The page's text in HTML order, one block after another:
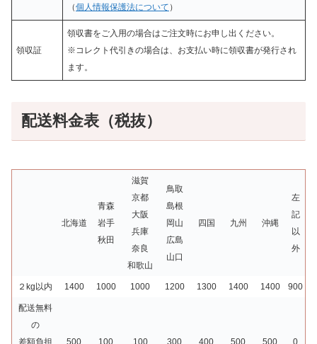
（個人情報保護法について ）
領収証
領収書をご入用の場合はご注文時にお申し出ください。
※コレクト代引きの場合は、お支払い時に領収書が発行され
ます。
配送料金表（税抜）
北海道
青森
岩手
秋田
滋賀
京都
大阪
兵庫
奈良
和歌山
鳥取
島根
岡山
広島
山口
四国 九州 沖縄
左
記
以
外
２kg以内 1400 1000 1000 1200 1300 1400 1400 900
配送無料
の
差額負担
500 100 100 300 400 500 500 0